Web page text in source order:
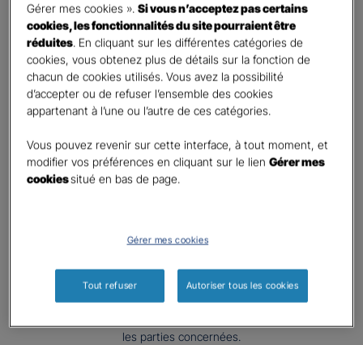
Les+de l’assurance
Dommages Ouvrage Pro*
Une offre qui protège votre ouvrage et votre
investissement
après réception
Le mécanisme d’indemnisation prévue par notre offre permet
d’assurer une gestion efficace des sinistres, avec des
les parties concernées.
Gérer mes cookies ».Si vous n’acceptez pas certains
cookies, les fonctionnalités du site pourraient être
réduites. En cliquant sur les différentes catégories de
cookies, vous obtenez plus de détails sur la fonction de
chacun de cookies utilisés. Vous avez la possibilité
d’accepter ou de refuser l’ensemble des cookies
appartenant à l’une ou l’autre de ces catégories.
Vous pouvez revenir sur cette interface, à tout moment, et
modifier vos préférences en cliquant sur le lienGérer mes
cookiessitué en bas de page.
Gérer mes cookies
Tout refuser Autoriser tous les cookies